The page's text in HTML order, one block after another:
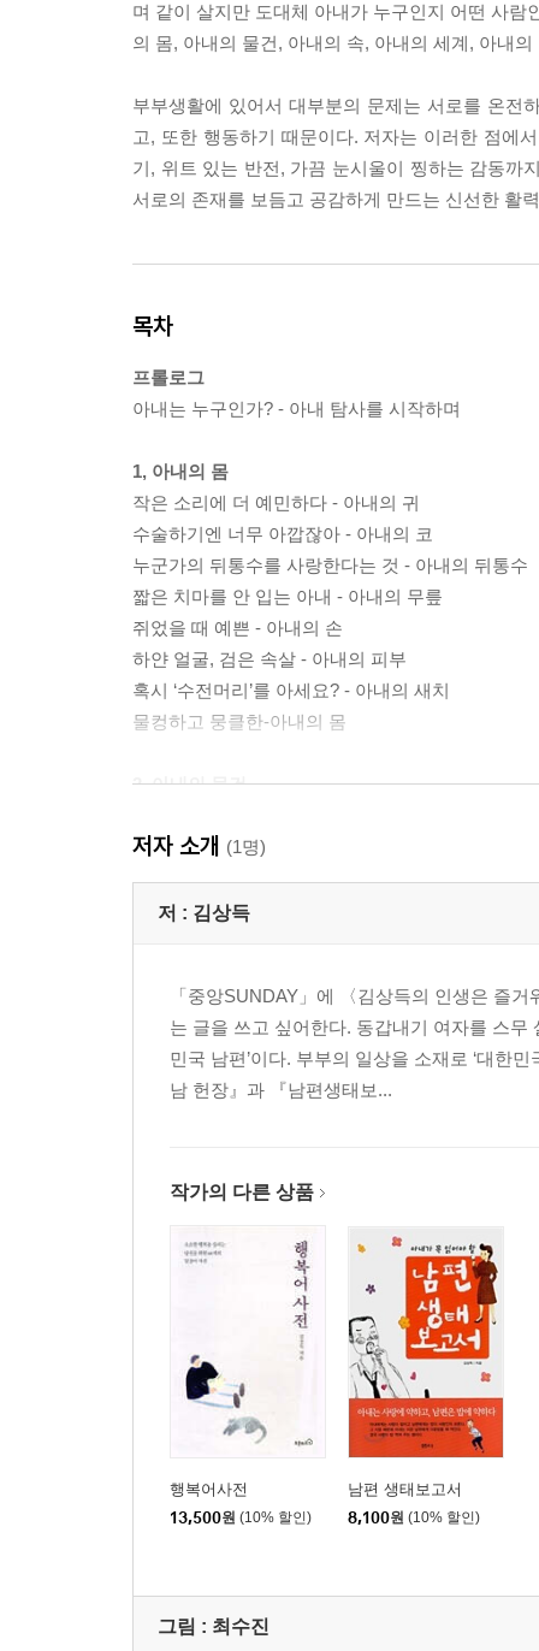
며 같이 살지만 도대체 아내가 누구인지 어떤 사
의 몸, 아내의 물건, 아내의 속, 아내의 세계, 아내
부부생활에 있어서 대부분의 문제는 서로를 온전
고, 또한 행동하기 때문이다. 저자는 이러한 점에
기, 위트 있는 반전, 가끔 눈시울이 찡하는 감동까
서로의 존재를 보듬고 공감하게 만드는 신선한 활
목차
프롤로그
아내는 누구인가? - 아내 탐사를 시작하며
1, 아내의 몸
작은 소리에 더 예민하다 - 아내의 귀
수술하기엔 너무 아깝잖아 - 아내의 코
누군가의 뒤통수를 사랑한다는 것 - 아내의 뒤통수
짧은 치마를 안 입는 아내 - 아내의 무릎
쥐었을 때 예쁜 - 아내의 손
하얀 얼굴, 검은 속살 - 아내의 피부
혹시 ‘수전머리’를 아세요? - 아내의 새치
물컹하고 뭉클한-아내의 몸
2, 아내의 물건
자꾸 발가락이 간지러워 - 아내의 신발
빨래 건조대에 걸린 분홍색 팬티 - 아내의 속옷
거울은 먼저 웃어야 한다 - 아내의 거울
아내에게 야한 속옷을 선물하는 이유 - 아내의 물건
일상의 예술가와 함께 사는 일 - 아내의 그림
3, 아내의 속
아내는 배짱, 남편은 절개 - 아내의 배짱
없을 때 오히려 있는 사람 - 아내의 부재
못된 아들과 못난 아빠 - 아내의 부재2
장마철에 아내는 입덧한다 - 아내의 비위
애교 없는 여자 - 아내의 애교
뒤끝 없는 여자 - 아내의 뒤끝
말은 그렇게 해도 - 아내의 무정
백만 년만의 만취- 아내의 만취
달고 깊은 - 아내의 잠
촌스러운 남편과 스타일리스트 아내 - 아내의 쇼핑
저자 소개 (1명)
저 : 김상득
「중앙SUNDAY」에 〈김상득의 인생은 즐
는 글을 쓰고 싶어한다. 동갑내기 여자를 스무
민국 남편’이다. 부부의 일상을 소재로 ‘대한
남 헌장』과 『남편생태보...
작가의 다른 상품
행복어사전
13,500원 (10% 할인)
남편 생태보고서
8,100원 (10% 할인)
그림 : 최수진